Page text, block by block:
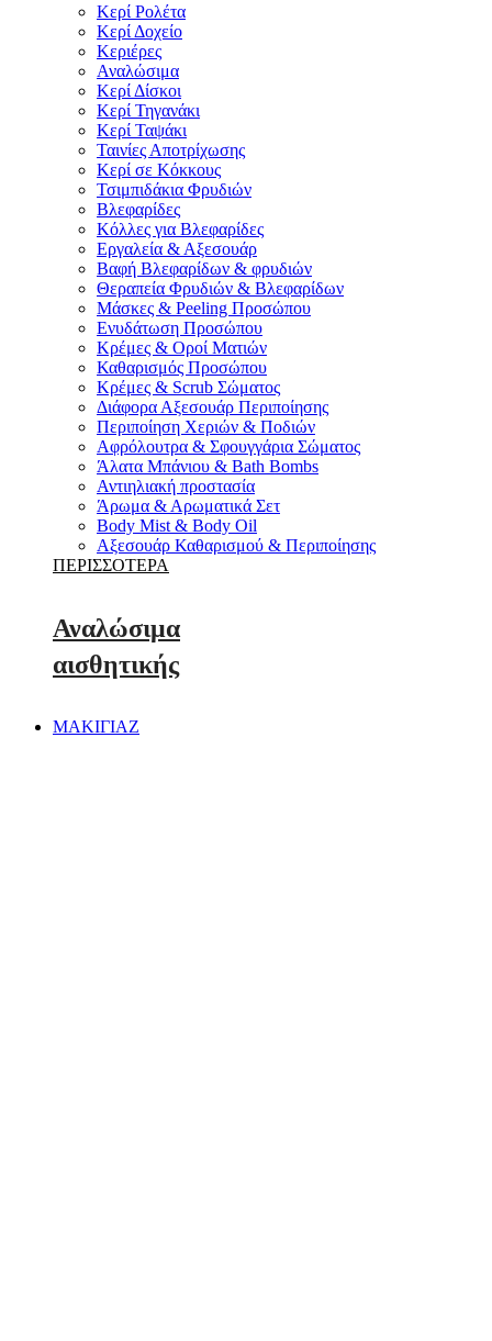
Κερί Ρολέτα
Κερί Δοχείο
Κεριέρες
Αναλώσιμα
Κερί Δίσκοι
Κερί Τηγανάκι
Κερί Ταψάκι
Ταινίες Αποτρίχωσης
Κερί σε Κόκκους
Τσιμπιδάκια Φρυδιών
Βλεφαρίδες
Κόλλες για Βλεφαρίδες
Εργαλεία & Αξεσουάρ
Βαφή Βλεφαρίδων & φρυδιών
Θεραπεία Φρυδιών & Βλεφαρίδων
Μάσκες & Peeling Προσώπου
Ενυδάτωση Προσώπου
Κρέμες & Οροί Ματιών
Καθαρισμός Προσώπου
Κρέμες & Scrub Σώματος
Διάφορα Αξεσουάρ Περιποίησης
Περιποίηση Χεριών & Ποδιών
Αφρόλουτρα & Σφουγγάρια Σώματος
Άλατα Μπάνιου & Bath Bombs
Αντιηλιακή προστασία
Άρωμα & Αρωματικά Σετ
Body Mist & Body Oil
Αξεσουάρ Καθαρισμού & Περιποίησης
ΠΕΡΙΣΣΟΤΕΡΑ
Αναλώσιμα
αισθητικής
ΜΑΚΙΓΙΑΖ